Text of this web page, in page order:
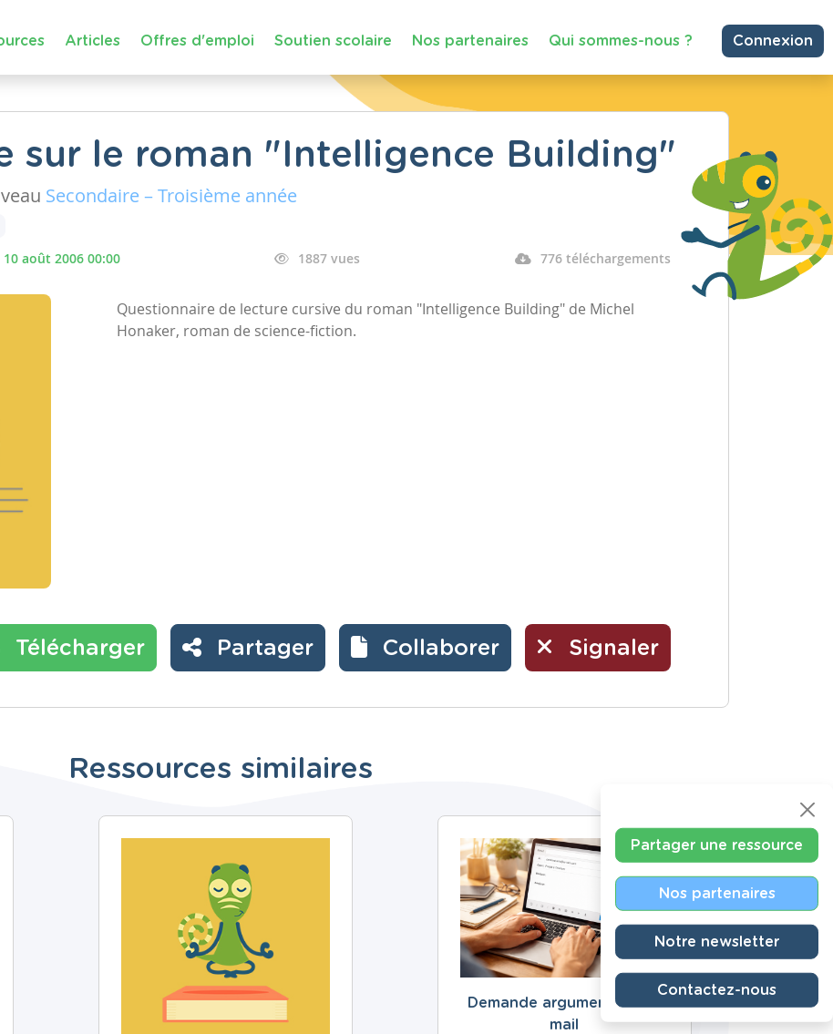
Articles Offres d'emploi Soutien scolaire Nos partenaires Qui sommes-nous ? Connexion
sur le roman "Intelligence Building"
Secondaire – Troisième année
10 août 2006 00:00 1887 vues 776 téléchargements
Questionnaire de lecture cursive du roman "Intelligence Building" de Michel
Honaker, roman de science-fiction.
Télécharger Partager Collaborer Signaler
Ressources similaires
Demande argumentée par
mail
Partager une ressource
Nos partenaires
Notre newsletter
Contactez-nous